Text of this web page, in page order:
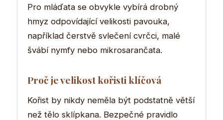
Pro mláďata se obvykle vybírá drobný
hmyz odpovídající velikosti pavouka,
například čerstvě svlečení cvrčci, malé
švábí nymfy nebo mikrosarančata.
Proč je velikost kořisti klíčová
Kořist by nikdy neměla být podstatně větší
než tělo sklípkana. Bezpečné pravidlo